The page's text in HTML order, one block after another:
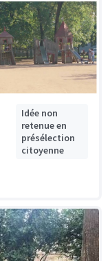
Idée non
retenue en
présélection
citoyenne